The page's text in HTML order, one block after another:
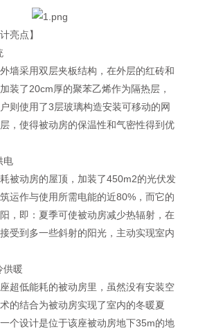
点】
采用双层夹板结构，在外层的红砖和
装了20cm厚的聚苯乙烯作为隔热层，
则使用了3层玻璃构造安装可移动的网
，使得被动房的保温性和气密性得到优
电
动房的屋顶，加装了450m2的光伏发
运作与使用所需电能的近80%，而它的
，即：夏季可使被动房减少热辐射，在
受到多一些斜射的阳光，主动实现室内
暖
低能耗的被动房里，虽然没有安装空
的结合为被动房实现了室内的冬暖夏
个设计是位于该座被动房地下35m的地